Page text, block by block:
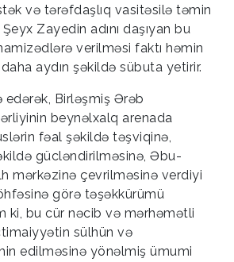
və tərəfdaşlıq vasitəsilə təmin
Zayedin adını daşıyan bu
verilməsi faktı həmin
aydın şəkildə sübuta yetirir.
edərək, Birləşmiş Ərəb
beynəlxalq arenada
fəal şəkildə təşviqinə,
gücləndirilməsinə, Əbu-
mərkəzinə çevrilməsinə verdiyi
görə təşəkkürümü
ki, bu cür nəcib və mərhəmətli
sülhün və
edilməsinə yönəlmiş ümumi